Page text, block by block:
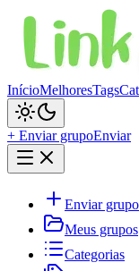
InícioMelhoresTags
+ Enviar grupoEnviar
Enviar grupo
Meus grupos
Categorias